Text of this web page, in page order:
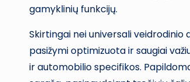
gamyklinių funkcijų.
Skirtingai nei universali veidrodinio
pasižymi optimizuota ir saugiai
ir automobilio specifikos.